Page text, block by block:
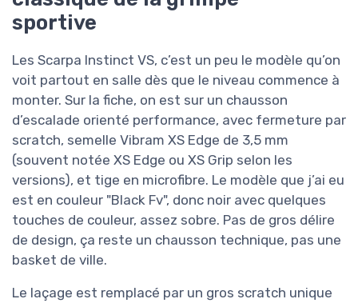
sportive
Les Scarpa Instinct VS, c’est un peu le modèle qu’on
voit partout en salle dès que le niveau commence à
monter. Sur la fiche, on est sur un chausson
d’escalade orienté performance, avec fermeture par
scratch, semelle Vibram XS Edge de 3,5 mm
(souvent notée XS Edge ou XS Grip selon les
versions), et tige en microfibre. Le modèle que j’ai eu
est en couleur "Black Fv", donc noir avec quelques
touches de couleur, assez sobre. Pas de gros délire
de design, ça reste un chausson technique, pas une
basket de ville.
Le laçage est remplacé par un gros scratch unique